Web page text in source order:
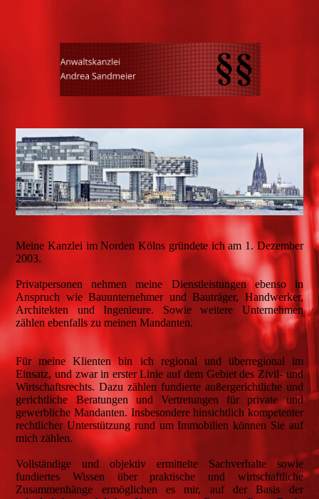
Meine Kanzlei im Norden Kölns gründete ich am 1. Dezember
2003.
Privatpersonen nehmen meine Dienstleistungen ebenso in
Anspruch wie Bauunternehmer und Bauträger, Handwerker,
Architekten und Ingenieure. Sowie weitere Unternehmen
zählen ebenfalls zu meinen Mandanten.
Für meine Klienten bin ich regional und überregional im
Einsatz, und zwar in erster Linie auf dem Gebiet des Zivil- und
Wirtschaftsrechts. Dazu zählen fundierte außergerichtliche und
gerichtliche Beratungen und Vertretungen für private und
gewerbliche Mandanten. Insbesondere hinsichtlich kompetenter
rechtlicher Unterstützung rund um Immobilien können Sie auf
mich zählen.
Vollständige und objektiv ermittelte Sachverhalte sowie
fundiertes Wissen über praktische und wirtschaftliche
Zusammenhänge ermöglichen es mir, auf der Basis der